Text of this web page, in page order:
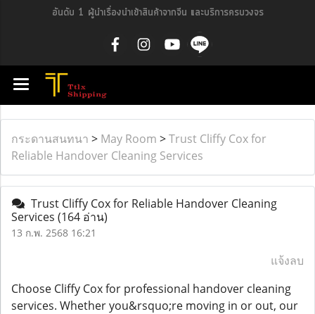
อันดับ 1 ผู้นำเรื่องนำเข้าสินค้าจากจีน และบริการครบวงจร
กระดานสนทนา > May Room >Trust Cliffy Cox for
Reliable Handover Cleaning Services
Trust Cliffy Cox for Reliable Handover Cleaning
Services (164 อ่าน)
13 ก.พ. 2568 16:21
แจ้งลบ
Choose Cliffy Cox for professional handover cleaning
services. Whether you&rsquo;re moving in or out, our